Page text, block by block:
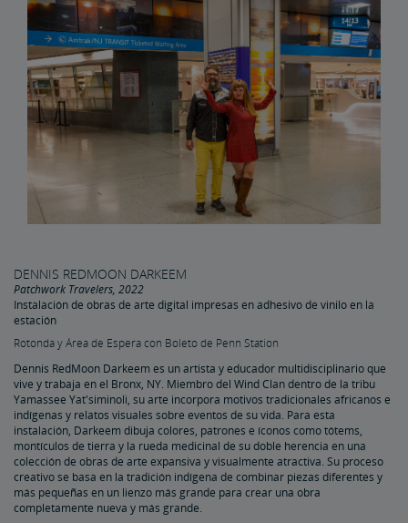
DENNIS REDMOON DARKEEM
Patchwork Travelers, 2022
Instalación de obras de arte digital impresas en adhesivo de vinilo en la
estación
Rotonda y Área de Espera con Boleto de Penn Station
Dennis RedMoon Darkeem es un artista y educador multidisciplinario que
vive y trabaja en el Bronx, NY. Miembro del Wind Clan dentro de la tribu
Yamassee Yat'siminoli, su arte incorpora motivos tradicionales africanos e
indígenas y relatos visuales sobre eventos de su vida. Para esta
instalación, Darkeem dibuja colores, patrones e íconos como tótems,
montículos de tierra y la rueda medicinal de su doble herencia en una
colección de obras de arte expansiva y visualmente atractiva. Su proceso
creativo se basa en la tradición indígena de combinar piezas diferentes y
más pequeñas en un lienzo más grande para crear una obra
completamente nueva y más grande.